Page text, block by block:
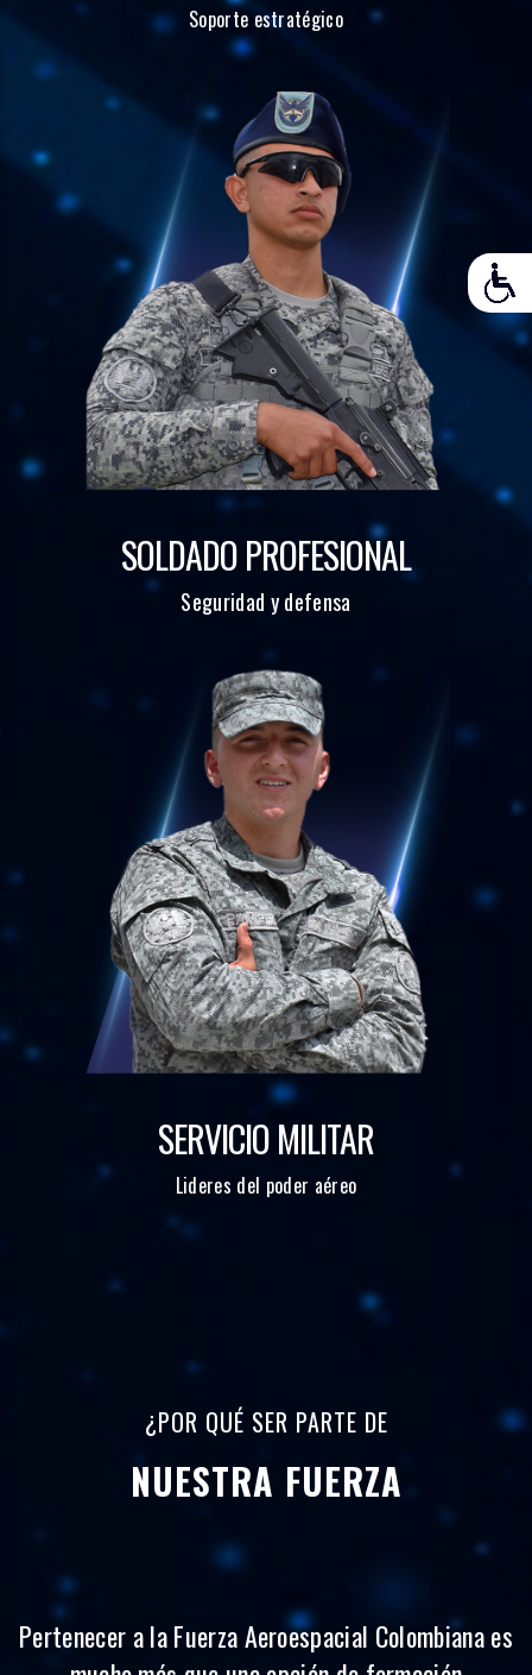
Soporte estratégico
SOLDADO PROFESIONAL
Seguridad y defensa
SERVICIO MILITAR
Lideres del poder aéreo
¿POR QUÉ SER PARTE DE
NUESTRA FUERZA
Pertenecer a la Fuerza Aeroespacial Colombiana es